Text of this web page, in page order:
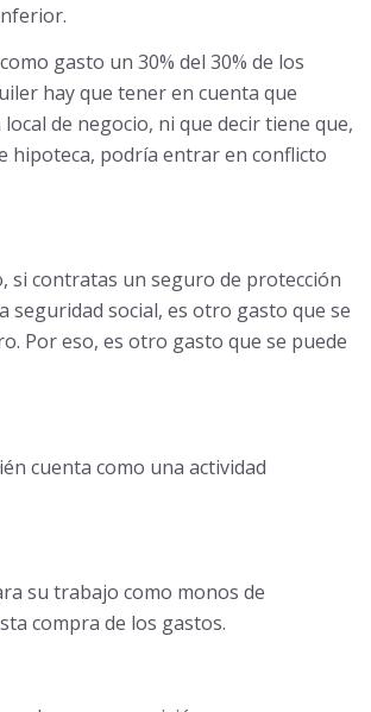
gasto un 30% del 30% de los
hay que tener en cuenta que
de negocio, ni que decir tiene que,
hipoteca, podría entrar en conflicto
si contratas un seguro de protección
seguridad social, es otro gasto que se
Por eso, es otro gasto que se puede
cuenta como una actividad
su trabajo como monos de
compra de los gastos.